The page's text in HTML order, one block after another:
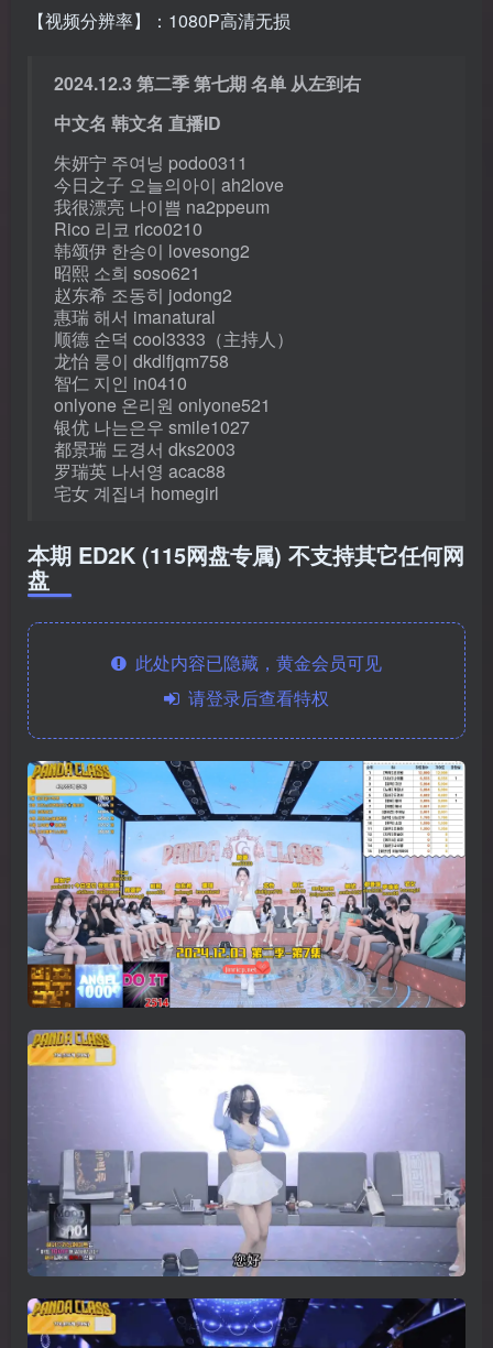
【视频分辨率】：1080P高清无损
2024.12.3 第二季 第七期 名单 从左到右
中文名 韩文名 直播ID
朱妍宁 주여닝 podo0311
今日之子 오늘의아이 ah2love
我很漂亮 나이쁨 na2ppeum
Rico 리코 rico0210
韩颂伊 한송이 lovesong2
昭熙 소희 soso621
赵东希 조동히 jodong2
惠瑞 해서 imanatural
顺德 순덕 cool3333（主持人）
龙怡 룽이 dkdlfjqm758
智仁 지인 in0410
onlyone 온리원 onlyone521
银优 나는은우 smile1027
都景瑞 도경서 dks2003
罗瑞英 나서영 acac88
宅女 계집녀 homegirl
本期 ED2K (115网盘专属) 不支持其它任何网
盘
此处内容已隐藏，黄金会员可见
请登录后查看特权